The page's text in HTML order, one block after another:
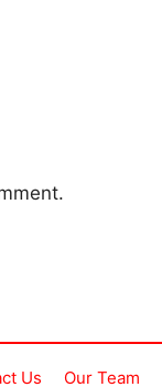
Us Our Team